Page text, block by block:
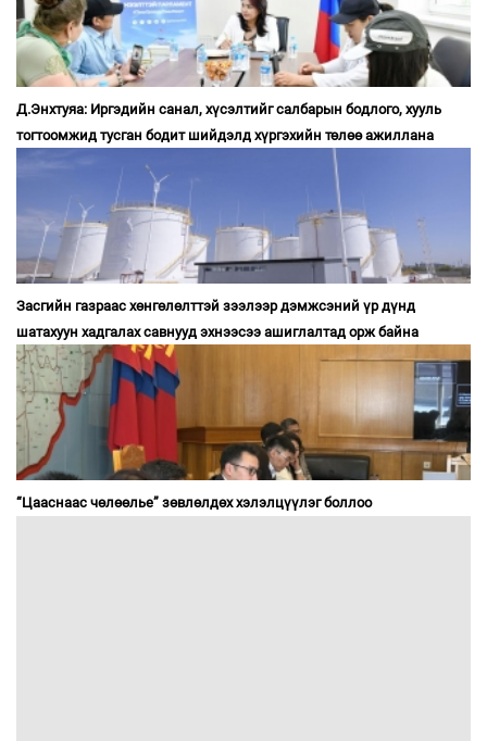
Д.Энхтуяа: Иргэдийн санал, хүсэлтийг салбарын бодлого, хууль
тогтоомжид тусган бодит шийдэлд хүргэхийн төлөө ажиллана
Засгийн газраас хөнгөлөлттэй зээлээр дэмжсэний үр дүнд
шатахуун хадгалах савнууд эхнээсээ ашиглалтад орж байна
“Цааснаас чөлөөлье” зөвлөлдөх хэлэлцүүлэг боллоо